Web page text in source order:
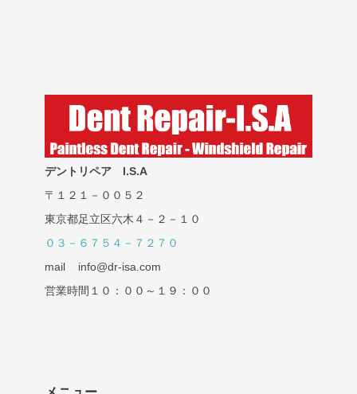
デントリペア I.S.A
〒１２１－００５２
東京都足立区六木４－２－１０
０３－６７５４－７２７０
mail info@dr-isa.com
営業時間１０：００～１９：００